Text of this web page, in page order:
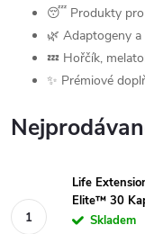
😴 Produkty pro
🌿 Adaptogeny
💤 Hořčík,
✨ Prémiové
Life
Elite™ 30
Skladem